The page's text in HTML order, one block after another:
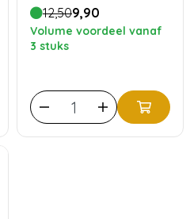
12,509,90
Volume voordeel vanaf
3 stuks